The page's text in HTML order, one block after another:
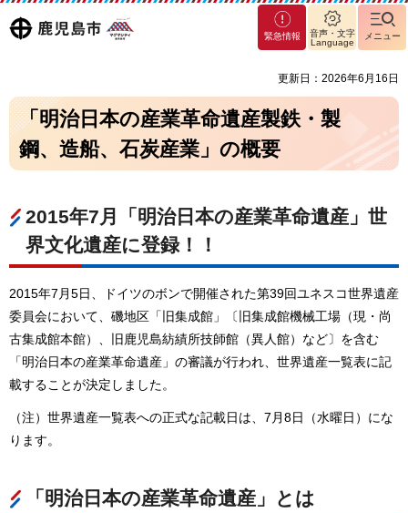
鹿児島
マグ
マシ
緊急情報
音声・文字
Language
メニュー
更新日：2026年6月16日
「明治日本の産業革命遺産製鉄・製
鋼、造船、石炭産業」の概要
2015年7月「明治日本の産業革命遺産」世
界文化遺産に登録！！
2015年7月5日、ドイツのボンで開催された第39回ユネスコ世界遺産
委員会において、磯地区「旧集成館」〔旧集成館機械工場（現・尚
古集成館本館）、旧鹿児島紡績所技師館（異人館）など〕を含む
「明治日本の産業革命遺産」の審議が行われ、世界遺産一覧表に記
載することが決定しました。
（注）世界遺産一覧表への正式な記載日は、7月8日（水曜日）にな
ります。
「明治日本の産業革命遺産」とは